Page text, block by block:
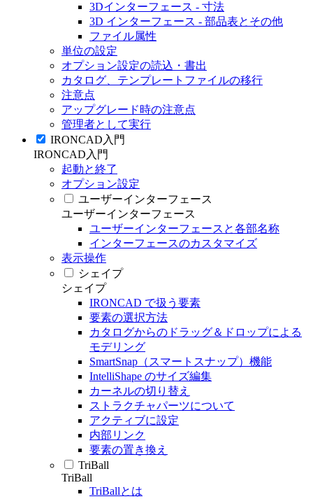
3Dインターフェース - 寸法
3D インターフェース - 部品表とその他
ファイル属性
単位の設定
オプション設定の読込・書出
カタログ、テンプレートファイルの移行
注意点
アップグレード時の注意点
管理者として実行
IRONCAD入門
IRONCAD入門
起動と終了
オプション設定
ユーザーインターフェース
ユーザーインターフェース
ユーザーインターフェースと各部名称
インターフェースのカスタマイズ
表示操作
シェイプ
シェイプ
IRONCAD で扱う要素
要素の選択方法
カタログからのドラッグ＆ドロップによる
モデリング
SmartSnap（スマートスナップ）機能
IntelliShape のサイズ編集
カーネルの切り替え
ストラクチャパーツについて
アクティブに設定
内部リンク
要素の置き換え
TriBall
TriBall
TriBallとは